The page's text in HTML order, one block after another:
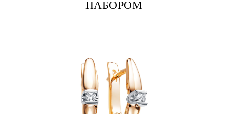
НАБОРОМ